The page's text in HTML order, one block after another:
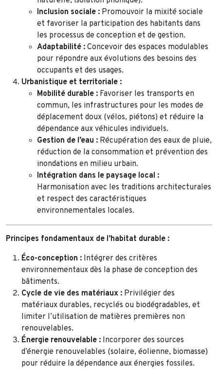
Inclusion sociale : Promouvoir la mixité sociale
et favoriser la participation des habitants dans
les processus de conception et de gestion.
Adaptabilité : Concevoir des espaces modulables
pour répondre aux évolutions des besoins des
occupants et des usages.
Urbanistique et territoriale :
Mobilité durable : Favoriser les transports en
commun, les infrastructures pour les modes de
déplacement doux (vélos, piétons) et réduire la
dépendance aux véhicules individuels.
Gestion de l’eau : Récupération des eaux de pluie,
réduction de la consommation et prévention des
inondations en milieu urbain.
Intégration dans le paysage local :
Harmonisation avec les traditions architecturales
et respect des caractéristiques
environnementales locales.
Principes fondamentaux de l’habitat durable :
Éco-conception : Intégrer des critères
environnementaux dès la phase de conception des
bâtiments.
Cycle de vie des matériaux : Privilégier des
matériaux durables, recyclés ou biodégradables, et
limiter l’utilisation de matières premières non
renouvelables.
Énergie renouvelable : Incorporer des sources
d’énergie renouvelables (solaire, éolienne, biomasse)
pour réduire la dépendance aux énergies fossiles.